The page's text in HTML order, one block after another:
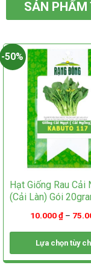
thể.
Các
thể
được
chọn
trên
trang
sản
phẩm
SẢN PHẨM
-50%
Hạt Giống Rau Cải
(Cải Làn) Gói
10.000₫–
Lựa chọn tùy
Sản